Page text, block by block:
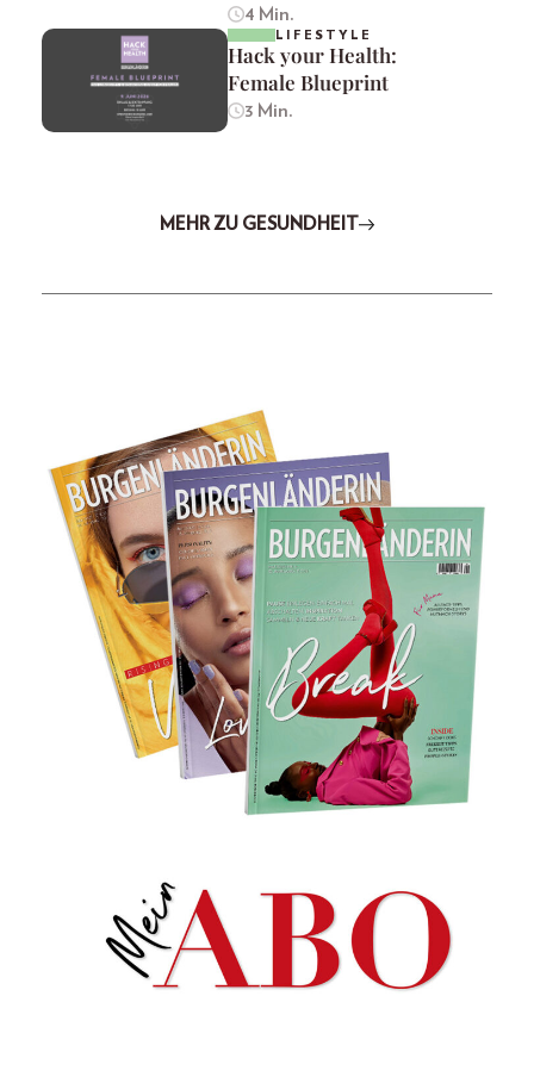
4 Min.
LIFESTYLE
Hack your Health:
Female Blueprint
3 Min.
MEHR ZU GESUNDHEIT